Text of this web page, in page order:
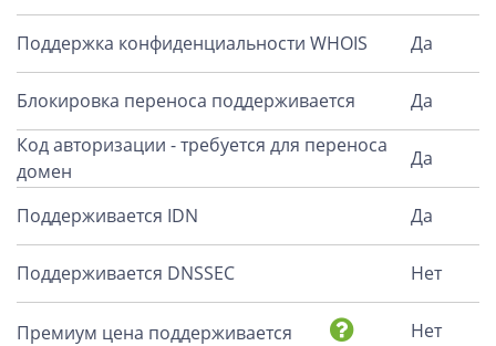
Поддержка конфиденциальности WHOIS Да
Блокировка переноса поддерживается
Да
Код авторизации - требуется для переноса
домен
Да
Поддерживается IDN Да
Поддерживается DNSSEC Нет
Премиум цена поддерживается Нет